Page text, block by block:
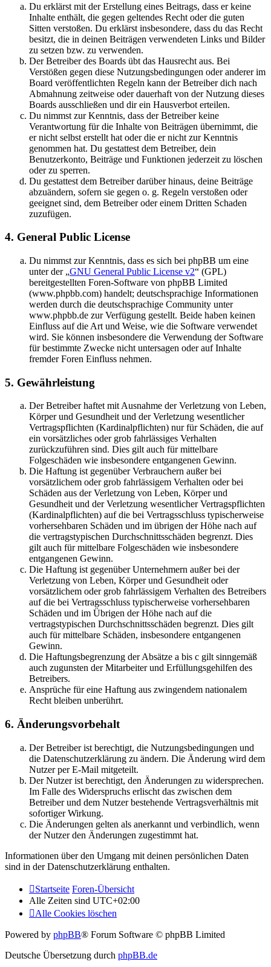
Du erklärst mit der Erstellung eines Beitrags, dass er keine
Inhalte enthält, die gegen geltendes Recht oder die guten
Sitten verstoßen. Du erklärst insbesondere, dass du das Recht
besitzt, die in deinen Beiträgen verwendeten Links und Bilder
zu setzen bzw. zu verwenden.
Der Betreiber des Boards übt das Hausrecht aus. Bei
Verstößen gegen diese Nutzungsbedingungen oder anderer im
Board veröffentlichten Regeln kann der Betreiber dich nach
Abmahnung zeitweise oder dauerhaft von der Nutzung dieses
Boards ausschließen und dir ein Hausverbot erteilen.
Du nimmst zur Kenntnis, dass der Betreiber keine
Verantwortung für die Inhalte von Beiträgen übernimmt, die
er nicht selbst erstellt hat oder die er nicht zur Kenntnis
genommen hat. Du gestattest dem Betreiber, dein
Benutzerkonto, Beiträge und Funktionen jederzeit zu löschen
oder zu sperren.
Du gestattest dem Betreiber darüber hinaus, deine Beiträge
abzuändern, sofern sie gegen o. g. Regeln verstoßen oder
geeignet sind, dem Betreiber oder einem Dritten Schaden
zuzufügen.
4. General Public License
Du nimmst zur Kenntnis, dass es sich bei phpBB um eine
unter der „GNU General Public License v2“ (GPL)
bereitgestellten Foren-Software von phpBB Limited
(www.phpbb.com) handelt; deutschsprachige Informationen
werden durch die deutschsprachige Community unter
www.phpbb.de zur Verfügung gestellt. Beide haben keinen
Einfluss auf die Art und Weise, wie die Software verwendet
wird. Sie können insbesondere die Verwendung der Software
für bestimmte Zwecke nicht untersagen oder auf Inhalte
fremder Foren Einfluss nehmen.
5. Gewährleistung
Der Betreiber haftet mit Ausnahme der Verletzung von Leben,
Körper und Gesundheit und der Verletzung wesentlicher
Vertragspflichten (Kardinalpflichten) nur für Schäden, die auf
ein vorsätzliches oder grob fahrlässiges Verhalten
zurückzuführen sind. Dies gilt auch für mittelbare
Folgeschäden wie insbesondere entgangenen Gewinn.
Die Haftung ist gegenüber Verbrauchern außer bei
vorsätzlichem oder grob fahrlässigem Verhalten oder bei
Schäden aus der Verletzung von Leben, Körper und
Gesundheit und der Verletzung wesentlicher Vertragspflichten
(Kardinalpflichten) auf die bei Vertragsschluss typischerweise
vorhersehbaren Schäden und im übrigen der Höhe nach auf
die vertragstypischen Durchschnittsschäden begrenzt. Dies
gilt auch für mittelbare Folgeschäden wie insbesondere
entgangenen Gewinn.
Die Haftung ist gegenüber Unternehmern außer bei der
Verletzung von Leben, Körper und Gesundheit oder
vorsätzlichem oder grob fahrlässigem Verhalten des Betreibers
auf die bei Vertragsschluss typischerweise vorhersehbaren
Schäden und im Übrigen der Höhe nach auf die
vertragstypischen Durchschnittsschäden begrenzt. Dies gilt
auch für mittelbare Schäden, insbesondere entgangenen
Gewinn.
Die Haftungsbegrenzung der Absätze a bis c gilt sinngemäß
auch zugunsten der Mitarbeiter und Erfüllungsgehilfen des
Betreibers.
Ansprüche für eine Haftung aus zwingendem nationalem
Recht bleiben unberührt.
6. Änderungsvorbehalt
Der Betreiber ist berechtigt, die Nutzungsbedingungen und
die Datenschutzerklärung zu ändern. Die Änderung wird dem
Nutzer per E-Mail mitgeteilt.
Der Nutzer ist berechtigt, den Änderungen zu widersprechen.
Im Falle des Widerspruchs erlischt das zwischen dem
Betreiber und dem Nutzer bestehende Vertragsverhältnis mit
sofortiger Wirkung.
Die Änderungen gelten als anerkannt und verbindlich, wenn
der Nutzer den Änderungen zugestimmt hat.
Informationen über den Umgang mit deinen persönlichen Daten
sind in der Datenschutzerklärung enthalten.
Startseite Foren-Übersicht
Alle Zeiten sind UTC+02:00
Alle Cookies löschen
Powered by phpBB® Forum Software © phpBB Limited
Deutsche Übersetzung durch phpBB.de